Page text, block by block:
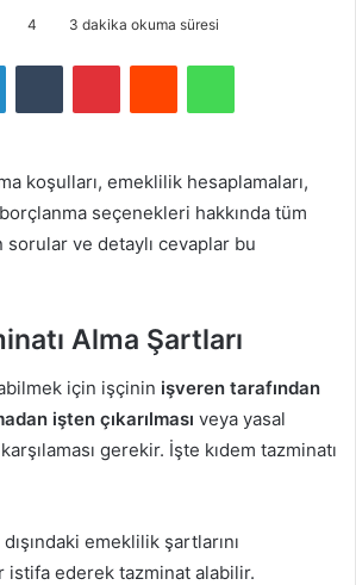
4 3 dakika okuma süresi
koşulları, emeklilik hesaplamaları,
seçenekleri hakkında tüm
sorular ve detaylı cevaplar bu
Alma Şartları
için işçinin işveren tarafından
işten çıkarılması veya yasal
gerekir. İşte kıdem tazminatı
dışındaki emeklilik şartlarını
istifa ederek tazminat alabilir.